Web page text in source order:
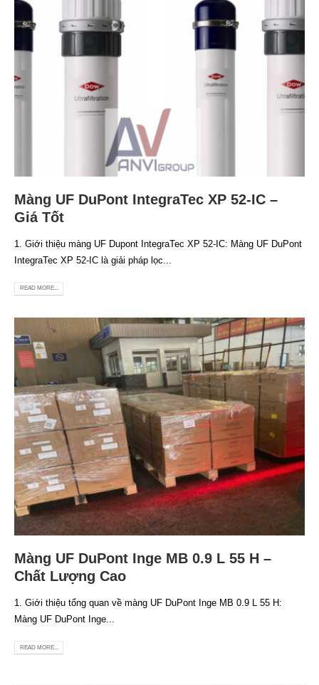
Màng UF DuPont IntegraTec XP 52-IC –
Giá Tốt
1. Giới thiệu màng UF Dupont IntegraTec XP 52-IC: Màng UF DuPont
IntegraTec XP 52-IC là giải pháp lọc...
READ MORE...
Màng UF DuPont Inge MB 0.9 L 55 H –
Chất Lượng Cao
1. Giới thiệu tổng quan về màng UF DuPont Inge MB 0.9 L 55 H:
Màng UF DuPont Inge...
READ MORE...